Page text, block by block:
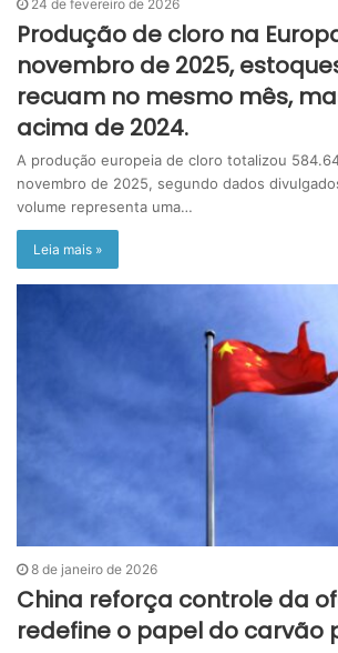
24 de fevereiro de 2026
Produção de cloro na
novembro de 2025,
recuam no mesmo mês,
acima de 2024.
A produção europeia de cloro totalizou
novembro de 2025, segundo dados
volume representa uma…
Leia mais »
8 de janeiro de 2026
China reforça controle da
redefine o papel do carvão